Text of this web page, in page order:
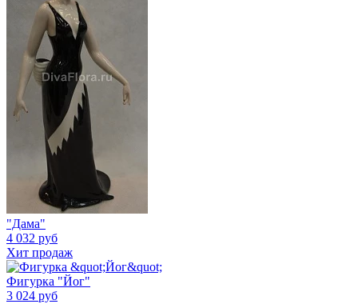
"Дама"
4 032 руб
Хит продаж
Фигурка "Йог"
3 024 руб